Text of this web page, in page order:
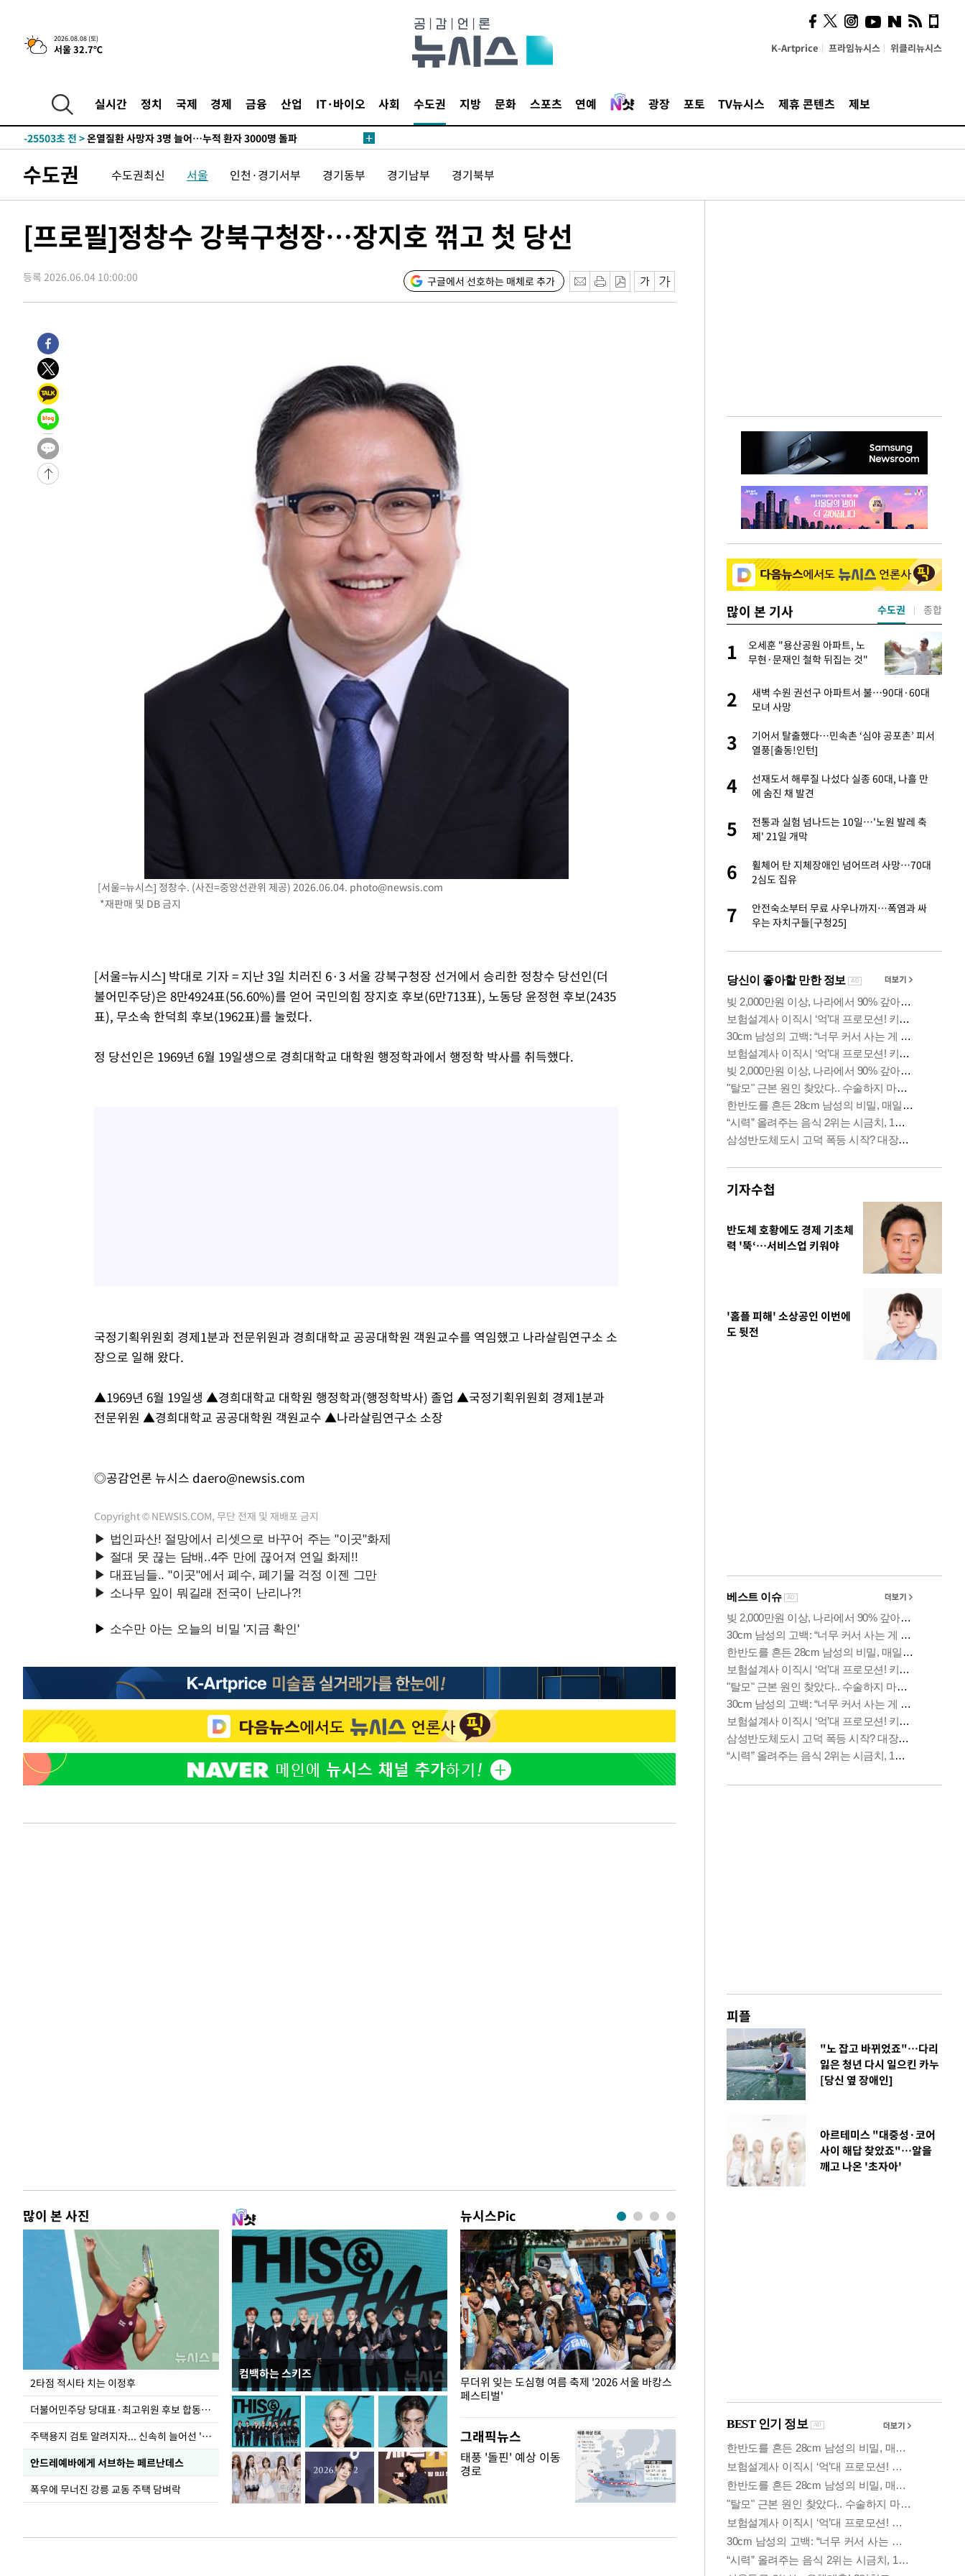
2026.08.08 (토)
서울 32.7℃ K-Artprice 프라임뉴시스 위클리뉴시스
실시간 정치 국제 경제 금융 산업 IT·바이오 사회 수도권 지방 문화 스포츠 연예 광장 포토 TV뉴시스 제휴 콘텐츠 제보
4시간 전 >[속보]뉴욕증시 상승 마감…S&P 0.6% 나스닥 1.3%↑
틀레티코 이적"
-26534초 전 >
수도권 40도 육박 '펄펄'…동해안 일부 지역엔 호의주의보
-25503초 전 >온열질환 사망자 3명 늘어…누적 환자 3000명 돌파
-19448초 전 >강릉에 시간당 81.4㎜ 물폭탄…도로 잠기고 담벼락 붕괴
-15555초 전 >
-13265초 전 > 선재도서 해루질 나섰다 실종 60대, 닷새 만에 숨진 채 발견
-10799초 전 >남자 농구, 나고야 아시안게임서 '홈팀' 일본과 한일전
-10175초 전 > 여수 오동도 해상서 모터보트 전복…1명 사망·1명 실종
-6402초 전 >극한폭염 한풀 꺾이지만…'낮 최고 35도' 무더위, 열대야 계속[다음
-1937초 전 >[속보]'압수수색·성접대 논란' 축구협회 "실망과 걱정 안겨드려 죄
송"
2시간 전 >'최고 37도' 폭염 지속…강원동해안 최대 150㎜ 비
-27482초 전 >
-26752초 전 >
[속보]이강인 "감독님이 원하는 마음 느꼈고, 많은 트로피 원해 아
틀레티코 이적"
-26534초 전 >
수도권 40도 육박 '펄펄'…동해안 일부 지역엔 호의주의보
-25503초 전 >
온열질환 사망자 3명 늘어…누적 환자 3000명 돌파
-19448초 전 >
강릉에 시간당 81.4㎜ 물폭탄…도로 잠기고 담벼락 붕괴
-15555초 전 >
백운산서 80년근 천종산삼 9뿌리 발견…감정가 1.3억원
-13265초 전 >
선재도서 해루질 나섰다 실종 60대, 닷새 만에 숨진 채 발견
-10799초 전 >
남자 농구, 나고야 아시안게임서 '홈팀' 일본과 한일전
여수 오동도 해상서 모터보트 전복…1명 사망·1명 실종
극한폭염 한풀 꺾이지만…'낮 최고 35도' 무더위, 열대야 계속[다음
축구협회 "압수수색·성접대 논란 사과…쇄신의 기회로 삼겠다"
[속보]'압수수색·성접대 논란' 축구협회 "실망과 걱정 안겨드려 죄
'최고 37도' 폭염 지속…강원동해안 최대 150㎜ 비
[속보]뉴욕증시 상승 마감…S&P 0.6% 나스닥 1.3%↑
수도권 수도권최신 서울 인천·경기서부 경기동부 경기남부 경기북부
[프로필]정창수 강북구청장…장지호 꺾고 첫 당선
등록 2026.06.04 10:00:00 구글에서 선호하는 매체로 추가
[서울=뉴시스] 정창수. (사진=중앙선관위 제공) 2026.06.04. photo@newsis.com
*재판매 및 DB 금지
[서울=뉴시스] 박대로 기자 = 지난 3일 치러진 6·3 서울 강북구청장 선거에서 승리한 정창수 당선인(더
불어민주당)은 8만4924표(56.60%)를 얻어 국민의힘 장지호 후보(6만713표), 노동당 윤정현 후보(2435
표), 무소속 한덕희 후보(1962표)를 눌렀다.
정 당선인은 1969년 6월 19일생으로 경희대학교 대학원 행정학과에서 행정학 박사를 취득했다.
국정기획위원회 경제1분과 전문위원과 경희대학교 공공대학원 객원교수를 역임했고 나라살림연구소 소
장으로 일해 왔다.
▲1969년 6월 19일생 ▲경희대학교 대학원 행정학과(행정학박사) 졸업 ▲국정기획위원회 경제1분과
전문위원 ▲경희대학교 공공대학원 객원교수 ▲나라살림연구소 소장
◎공감언론 뉴시스 daero@newsis.com
Copyright © NEWSIS.COM, 무단 전재 및 재배포 금지
많이 본 사진
2타점 적시타 치는 이정후
더불어민주당 당대표·최고위원 후보 합동연설회
주택용지 검토 알려지자... 신속히 늘어선 '근조화환'
안드레예바에게 서브하는 페르난데스
폭우에 무너진 강릉 교동 주택 담벼락
컴백하는 스키즈
뉴시스Pic
청와대 일주일
무더위 잊는 도심형 여름 축제 '2026 서울 바캉스
페스티벌'
그래픽뉴스
태풍 '돌핀' 예상 이동
경로
많이 본 기사
1
써보니
오세훈 "용산공원 아파트, 노무현·문재인 철
에 쏠리는 관심[세제 개편, 그 이후②]
1
오세훈 "용산공원 아파트, 노
무현·문재인 철학 뒤집는 것"
2
새벽 수원 권선구 아파트서 불…90대·60대
모녀 사망
3
기어서 탈출했다…민속촌 ‘심야 공포촌’ 피서
열풍[출동!인턴]
4
선재도서 해루질 나섰다 실종 60대, 나흘 만
에 숨진 채 발견
5
전통과 실험 넘나드는 10일…'노원 발레 축
제' 21일 개막
6
휠체어 탄 지체장애인 넘어뜨려 사망…70대
2심도 집유
7
안전숙소부터 무료 사우나까지…폭염과 싸
우는 자치구들[구청25]
수도권 종합
기자수첩
반도체 호황에도 경제 기초체
력 '뚝‘…서비스업 키워야
'홈플 피해' 소상공인 이번에
도 뒷전
피플
"노 잡고 바뀌었죠"…다리
잃은 청년 다시 일으킨 카누
[당신 옆 장애인]
아르테미스 "대중성·코어
사이 해답 찾았죠"…알을
깨고 나온 '초자아'